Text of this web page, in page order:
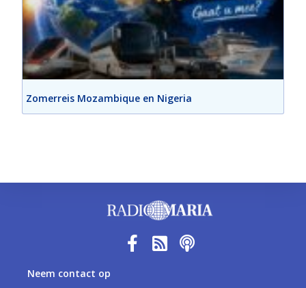
Zomerreis Mozambique en Nigeria
Neem contact op